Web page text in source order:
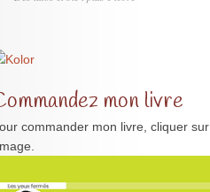
mon livre
commander mon livre, cliquer sur